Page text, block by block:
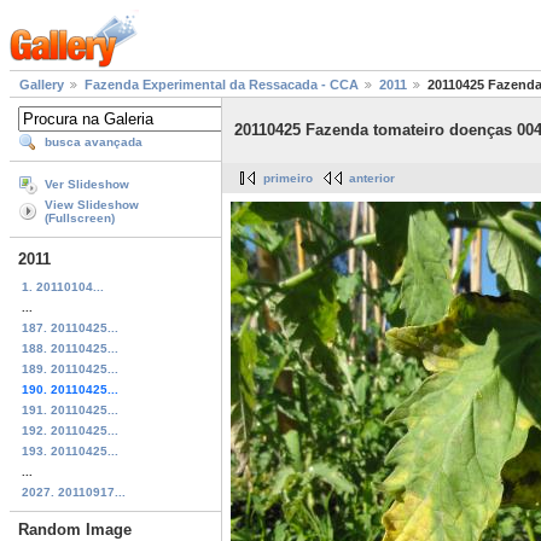
Gallery Fazenda Experimental da Ressacada - CCA 2011 20110425
busca avançada
Ver Slideshow
View Slideshow
(Fullscreen)
2011
1. 20110104...
187. 20110425...
188. 20110425...
189. 20110425...
190. 20110425...
191. 20110425...
192. 20110425...
193. 20110425...
2027. 20110917...
Random Image
20110425 Fazenda tomateiro doenças
primeiro anterior